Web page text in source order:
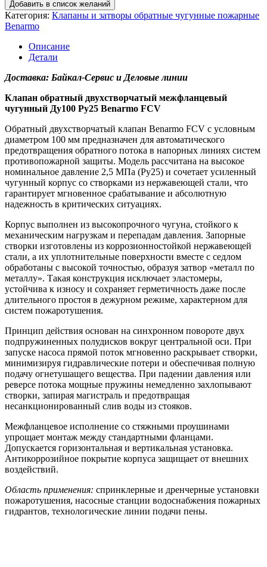
Добавить в список желаний
Категория: Клапаны и затворы обратные чугунные пожарные
Benarmo
Описание
Детали
Доставка: Байкал-Сервис и Деловые линии
Клапан обратный двухстворчатый межфланцевый
чугунный Ду100 Ру25 Benarmo FCV
Обратный двухстворчатый клапан Benarmo FCV с условным
диаметром 100 мм предназначен для автоматического
предотвращения обратного потока в напорных линиях систем
противопожарной защиты. Модель рассчитана на высокое
номинальное давление 2,5 МПа (Ру25) и сочетает усиленный
чугунный корпус со створками из нержавеющей стали, что
гарантирует мгновенное срабатывание и абсолютную
надежность в критических ситуациях.
Корпус выполнен из высокопрочного чугуна, стойкого к
механическим нагрузкам и перепадам давления. Запорные
створки изготовлены из коррозионностойкой нержавеющей
стали, а их уплотнительные поверхности вместе с седлом
обработаны с высокой точностью, образуя затвор «металл по
металлу». Такая конструкция исключает эластомеры,
устойчива к износу и сохраняет герметичность даже после
длительного простоя в дежурном режиме, характерном для
систем пожаротушения.
Принцип действия основан на синхронном повороте двух
подпружиненных полудисков вокруг центральной оси. При
запуске насоса прямой поток мгновенно раскрывает створки,
минимизируя гидравлические потери и обеспечивая полную
подачу огнетушащего вещества. При падении давления или
реверсе потока мощные пружины немедленно захлопывают
створки, запирая магистраль и предотвращая
несанкционированный слив воды из стояков.
Межфланцевое исполнение со стяжными проушинами
упрощает монтаж между стандартными фланцами.
Допускается горизонтальная и вертикальная установка.
Антикоррозийное покрытие корпуса защищает от внешних
воздействий.
Область применения: спринклерные и дренчерные установки
пожаротушения, насосные станции водоснабжения пожарных
гидрантов, технологические линии подачи пены.